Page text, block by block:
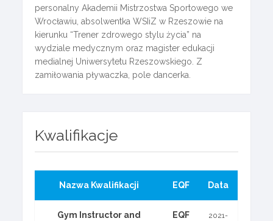
personalny Akademii Mistrzostwa Sportowego we
Wrocławiu, absolwentka WSIiZ w Rzeszowie na
kierunku “Trener zdrowego stylu życia” na
wydziale medycznym oraz magister edukacji
medialnej Uniwersytetu Rzeszowskiego. Z
zamiłowania pływaczka, pole dancerka.
Kwalifikacje
Nazwa Kwalifikacji EQF Data
Gym Instructor and EQF 2021-